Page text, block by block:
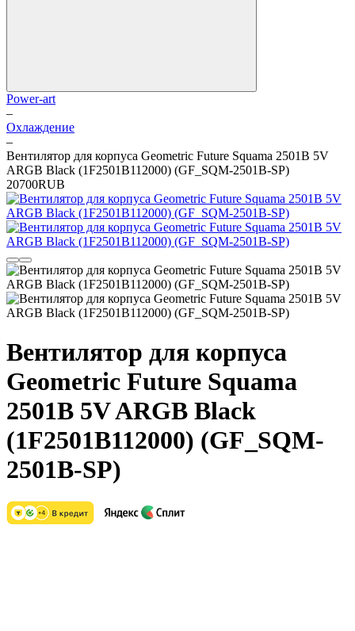
Power-art
–
Охлаждение
–
Вентилятор для корпуса Geometric Future Squama 2501B 5V
ARGB Black (1F2501B112000) (GF_SQM-2501B-SP)
20700RUB
Вентилятор для корпуса
Geometric Future Squama
2501B 5V ARGB Black
(1F2501B112000) (GF_SQM-
2501B-SP)